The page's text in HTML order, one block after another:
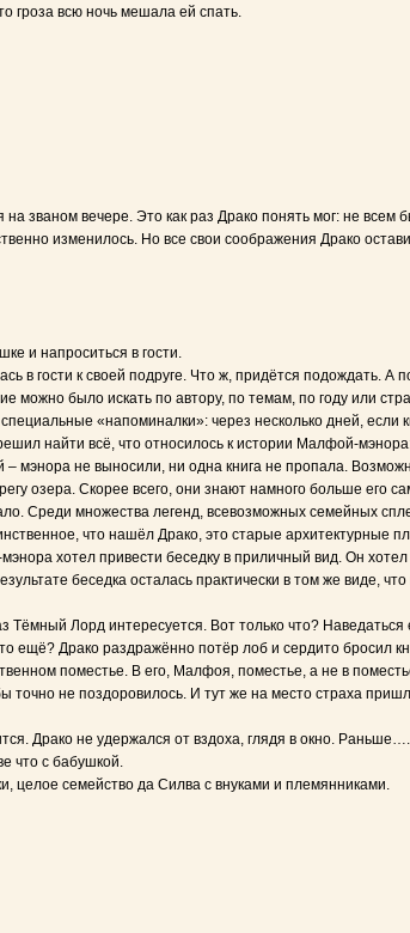
гроза всю ночь мешала ей спать.
на званом вечере. Это как раз Драко понять мог: не
изменилось. Но все свои соображения Драко
и напроситься в гости.
гости к своей подруге. Что ж, придётся подождать. А
можно было искать по автору, по темам, по году или
«напоминалки»: через несколько дней, если
найти всё, что относилось к истории Малфой-
мэнора не выносили, ни одна книга не пропала.
озера. Скорее всего, они знают намного больше его
Среди множества легенд, всевозможных семейных
что нашёл Драко, это старые архитектурные
хотел привести беседку в приличный вид. Он
беседка осталась практически в том же виде,
Лорд интересуется. Вот только что?
Драко раздражённо потёр лоб и сердито бросил
поместье. В его, Малфоя, поместье, а не в
точно не поздоровилось. И тут же на место страха
Драко не удержался от вздоха, глядя в окно.
что с бабушкой.
целое семейство да Силва с внуками и племянниками.